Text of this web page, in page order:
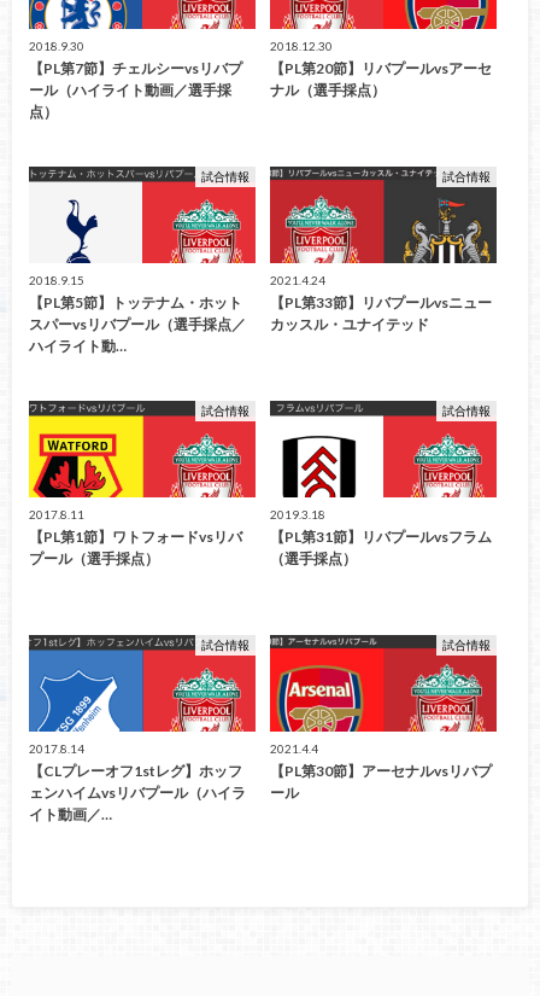
2018.9.30
【PL第7節】チェルシーvsリバプ
ール（ハイライト動画／選手採
点）
2018.12.30
【PL第20節】リバプールvsアーセ
ナル（選手採点）
試合情報
2018.9.15
【PL第5節】トッテナム・ホット
スパーvsリバプール（選手採点／
ハイライト動…
試合情報
2021.4.24
【PL第33節】リバプールvsニュー
カッスル・ユナイテッド
試合情報
2017.8.11
【PL第1節】ワトフォードvsリバ
プール（選手採点）
試合情報
2019.3.18
【PL第31節】リバプールvsフラム
（選手採点）
試合情報
2017.8.14
【CLプレーオフ1stレグ】ホッフ
ェンハイムvsリバプール（ハイラ
イト動画／…
試合情報
2021.4.4
【PL第30節】アーセナルvsリバプ
ール